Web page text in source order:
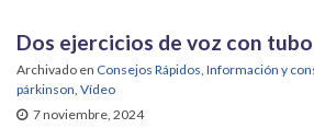
Dos ejercicios de voz con
Archivado en Consejos Rápidos, Información y
párkinson, Vídeo
7 noviembre, 2024